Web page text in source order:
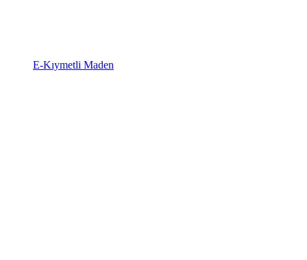
E-Kıymetli Maden